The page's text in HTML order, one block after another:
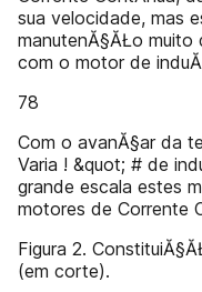
sua velocidade, mas
manutenĂ§ĂŁo muito
com o motor de
78
Com o avanĂ§ar da
Varia ! &quot; # de
grande escala estes
motores de Corrente
Figura 2.
(em corte).